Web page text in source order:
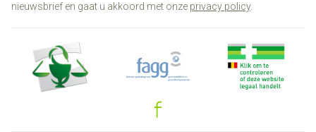
nieuwsbrief en gaat u akkoord met onze privacy policy.